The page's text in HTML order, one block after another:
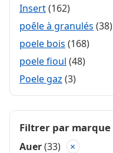
Insert(162)
poêle à granulés (38)
poele bois (168)
poele fioul (48)
Poele gaz (3)
Filtrer par marque
Auer(33)
×